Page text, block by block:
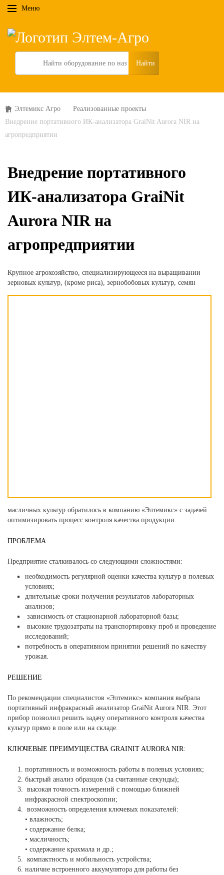
Меню
Search
Элтемикс Агро
Реализованные проекты
Внедрение портативного ИК-анализатора GraiNit Aurora NIR на
агропредприятии
Внедрение портативного
ИК-анализатора GraiNit
Aurora NIR на
агропредприятии
Крупное агрохозяйство, специализирующееся на выращивании
зерновых культур, (кроме риса), зернобобовых культур, семян
масличных культур обратилось в компанию «Элтемикс» с задачей
оптимизировать процесс контроля качества продукции.
ПРОБЛЕМА
Предприятие сталкивалось со следующими сложностями:
необходимость регулярной оценки качества культур в полевых
условиях;
длительные сроки получения результатов лабораторных
анализов;
зависимость от стационарной лабораторной базы;
высокие трудозатраты на транспортировку проб и проведение
исследований;
потребность в оперативном принятии решений по качеству
урожая.
РЕШЕНИЕ
По рекомендации специалистов «Элтемикс» компания выбрала
портативный инфракрасный анализатор GraiNit Aurora NIR. Этот
прибор позволил решить задачу оперативного контроля качества
культур прямо в поле или на складе.
КЛЮЧЕВЫЕ ПРЕИМУЩЕСТВА GRAINIT AURORA NIR:
портативность и возможность работы в полевых условиях;
быстрый анализ образцов (за считанные секунды);
высокая точность измерений с помощью ближней
инфракрасной спектроскопии;
возможность определения ключевых показателей:
• влажность;
• содержание белка;
• масличность;
• содержание крахмала и др.;
компактность и мобильность устройства;
наличие встроенного аккумулятора для работы без